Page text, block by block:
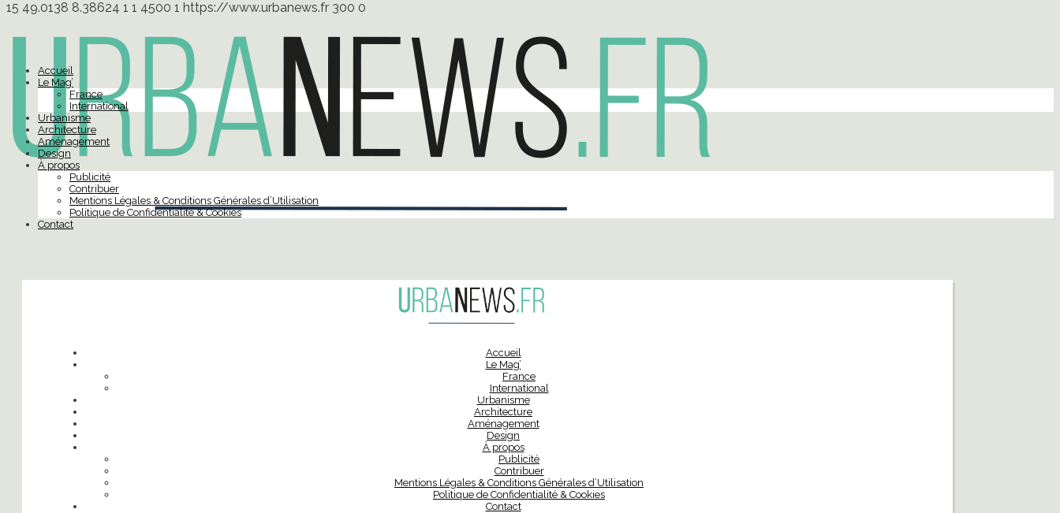
15 49.0138 8.38624 1 1 4500 1 https://www.urbanews.fr 300 0
Accueil
Le Mag’
France
International
Urbanisme
Architecture
Aménagement
Design
À propos
Publicité
Contribuer
Mentions Légales & Conditions Générales d’Utilisation
Politique de Confidentialité & Cookies
Contact
Accueil
Le Mag’
France
International
Urbanisme
Architecture
Aménagement
Design
À propos
Publicité
Contribuer
Mentions Légales & Conditions Générales d’Utilisation
Politique de Confidentialité & Cookies
Contact